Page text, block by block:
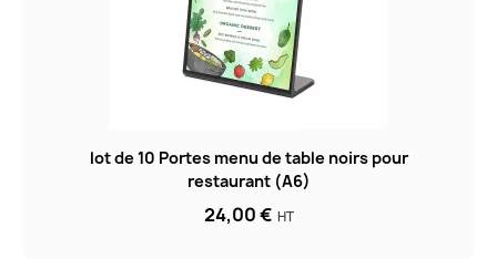
lot de 10 Portes menu de table noirs pour
restaurant (A6)
24,00 € HT